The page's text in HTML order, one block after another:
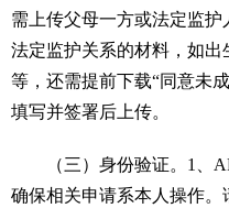
需上传父母一方或法定监
法定监护关系的材料，如
等，还需提前下载“同意未
填写并签署后上传。
（三）身份验证。1、
确保相关申请系本人操作